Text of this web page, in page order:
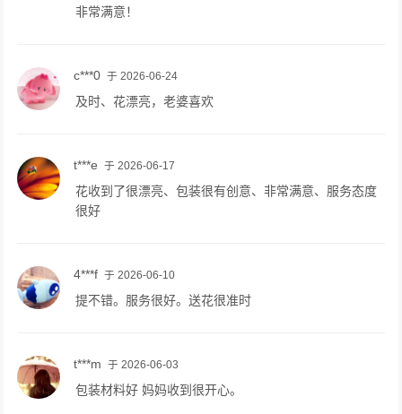
非常满意！
c***0 于 2026-06-24
及时、花漂亮，老婆喜欢
t***e 于 2026-06-17
花收到了很漂亮、包装很有创意、非常满意、服务态度
很好
4***f 于 2026-06-10
提不错。服务很好。送花很准时
t***m 于 2026-06-03
包装材料好 妈妈收到很开心。